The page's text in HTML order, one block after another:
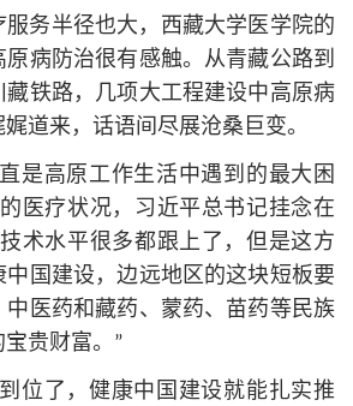
服务半径也大，西藏大学医学院的
原病防治很有感触。从青藏公路到
藏铁路，几项大工程建设中高原病
道来，话语间尽展沧桑巨变。
是高原工作生活中遇到的最大困
医疗状况，习近平总书记挂念在
术水平很多都跟上了，但是这方
中国建设，边远地区的这块短板要
医药和藏药、蒙药、苗药等民族
贵财富。”
位了，健康中国建设就能扎实推